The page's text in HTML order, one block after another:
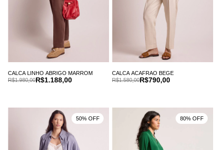
CALCA LINHO ABRIGO MARROM
R$1.188,00
R$1.980,00
CALCA ACAFRAO BEGE
R$790,00
R$1.580,00
50% OFF 80% OFF